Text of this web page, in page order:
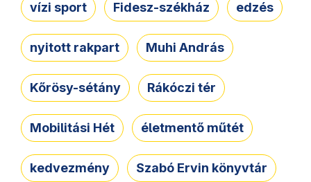
vízi sport Fidesz-székház edzés
nyitott rakpart Muhi András
Kőrösy-sétány Rákóczi tér
Mobilitási Hét életmentő műtét
kedvezmény Szabó Ervin könyvtár